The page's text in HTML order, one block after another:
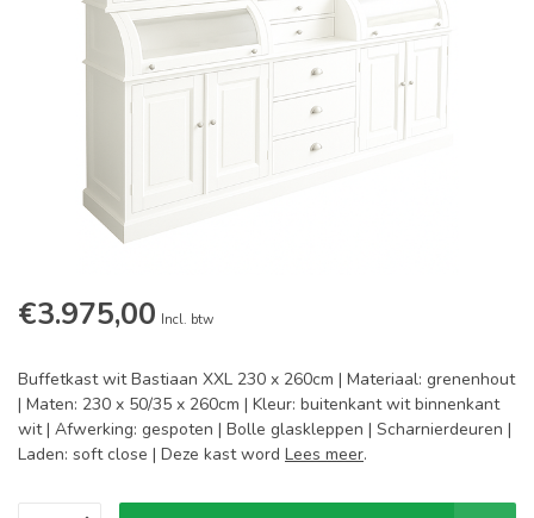
€3.975,00 Incl. btw
Buffetkast wit Bastiaan XXL 230 x 260cm | Materiaal: grenenhout
| Maten: 230 x 50/35 x 260cm | Kleur: buitenkant wit binnenkant
wit | Afwerking: gespoten | Bolle glaskleppen | Scharnierdeuren |
Laden: soft close | Deze kast word Lees meer.